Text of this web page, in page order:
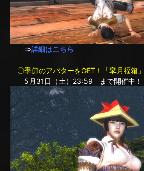
⇒詳細はこちら
〇季節のアバターをGET！「皐月福箱
5月31日（土）23:59 まで開催中！